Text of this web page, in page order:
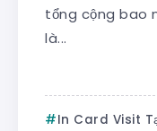
tổng cộng bao
là...
In Card Visit